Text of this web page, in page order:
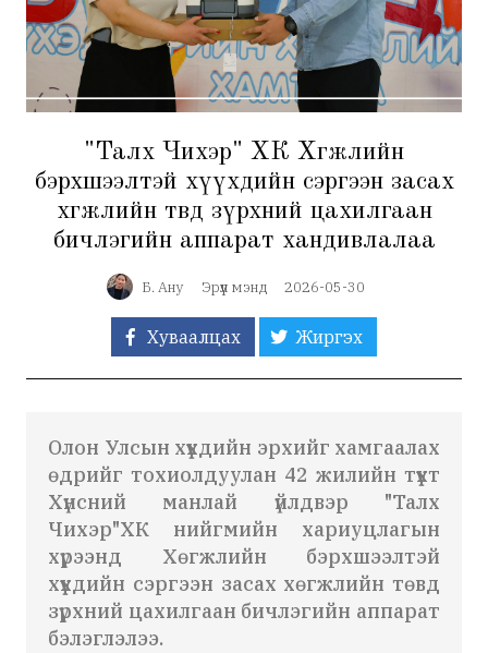
"Талх Чихэр" ХК Хөгжлийн
бэрхшээлтэй хүүхдийн сэргээн засах
хөгжлийн төвд зүрхний цахилгаан
бичлэгийн аппарат хандивлалаа
Б. Ану Эрүүл мэнд 2026-05-30
Хуваалцах Жиргэх
Олон Улсын хүүхдийн эрхийг хамгаалах
өдрийг тохиолдуулан 42 жилийн түүхт
Хүнсний манлай үйлдвэр "Талх
Чихэр"ХК нийгмийн хариуцлагын
хүрээнд Хөгжлийн бэрхшээлтэй
хүүхдийн сэргээн засах хөгжлийн төвд
зүрхний цахилгаан бичлэгийн аппарат
бэлэглэлээ.